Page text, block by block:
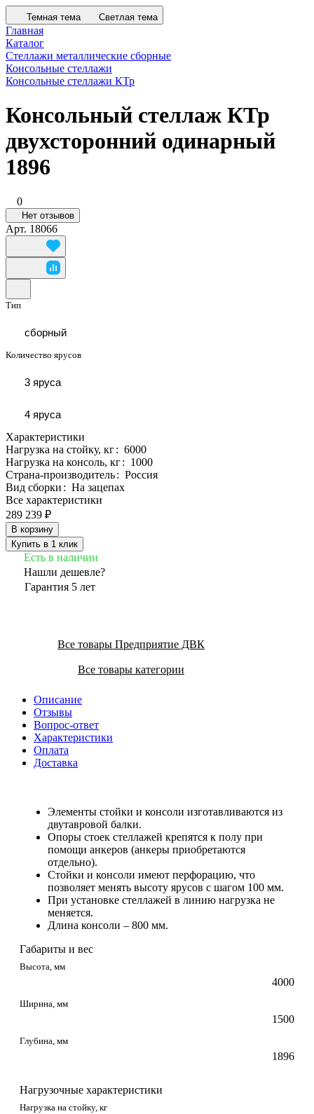
Темная тема Светлая тема
Главная
Каталог
Стеллажи металлические сборные
Консольные стеллажи
Консольные стеллажи КТр
Консольный стеллаж КТр
двухсторонний одинарный
1896
0
Нет отзывов
Арт. 18066
Тип
сборный
Количество ярусов
3 яруса
4 яруса
Характеристики
Нагрузка на стойку, кг: 6000
Нагрузка на консоль, кг: 1000
Страна-производитель: Россия
Вид сборки : На зацепах
Все характеристики
289 239 ₽
В корзину
Купить в 1 клик
Есть в наличии
Нашли дешевле?
Гарантия 5 лет
Все товары Предприятие ДВК
Все товары категории
Описание
Отзывы
Вопрос-ответ
Характеристики
Оплата
Доставка
Элементы стойки и консоли изготавливаются из
двутавровой балки.
Опоры стоек стеллажей крепятся к полу при
помощи анкеров (анкеры приобретаются
отдельно).
Стойки и консоли имеют перфорацию, что
позволяет менять высоту ярусов с шагом 100 мм.
При установке стеллажей в линию нагрузка не
меняется.
Длина консоли – 800 мм.
Габариты и вес
Высота, мм
4000
Ширина, мм
1500
Глубина, мм
1896
Нагрузочные характеристики
Нагрузка на стойку, кг